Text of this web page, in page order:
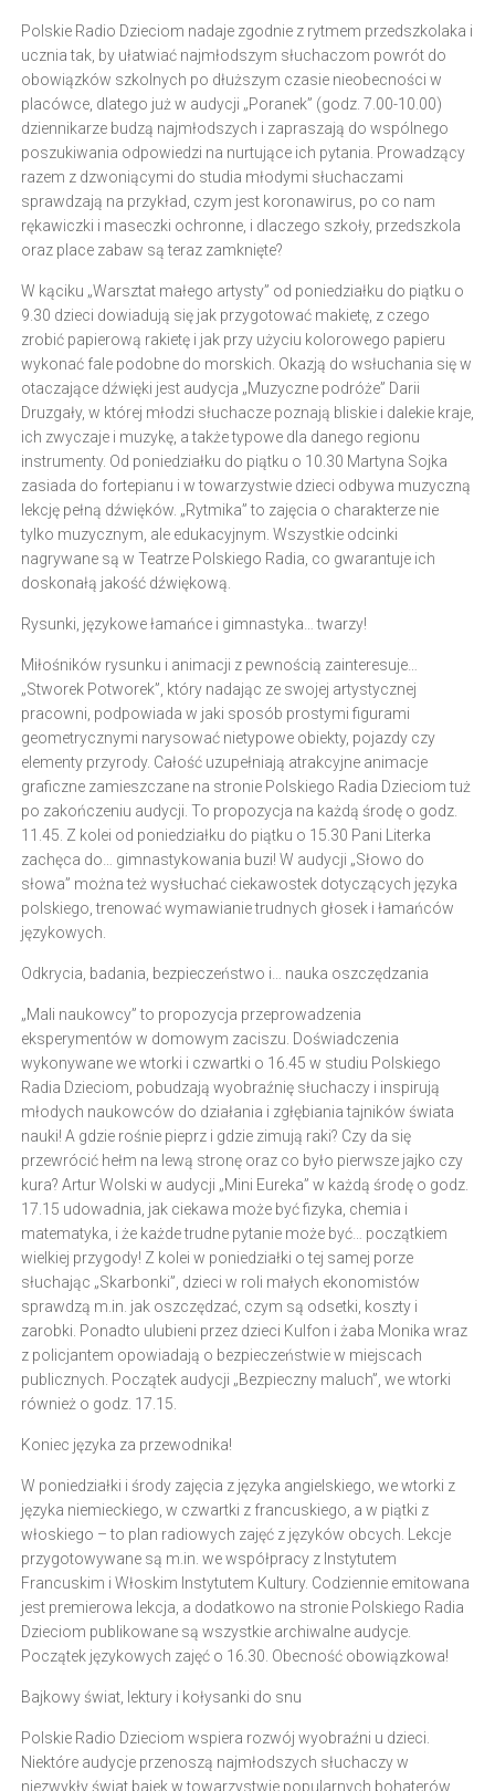
Polskie Radio Dzieciom nadaje zgodnie z rytmem przedszkolaka i
ucznia tak, by ułatwiać najmłodszym słuchaczom powrót do
obowiązków szkolnych po dłuższym czasie nieobecności w
placówce, dlatego już w audycji „Poranek” (godz. 7.00-10.00)
dziennikarze budzą najmłodszych i zapraszają do wspólnego
poszukiwania odpowiedzi na nurtujące ich pytania. Prowadzący
razem z dzwoniącymi do studia młodymi słuchaczami
sprawdzają na przykład, czym jest koronawirus, po co nam
rękawiczki i maseczki ochronne, i dlaczego szkoły, przedszkola
oraz place zabaw są teraz zamknięte?
W kąciku „Warsztat małego artysty” od poniedziałku do piątku o
9.30 dzieci dowiadują się jak przygotować makietę, z czego
zrobić papierową rakietę i jak przy użyciu kolorowego papieru
wykonać fale podobne do morskich. Okazją do wsłuchania się w
otaczające dźwięki jest audycja „Muzyczne podróże” Darii
Druzgały, w której młodzi słuchacze poznają bliskie i dalekie kraje,
ich zwyczaje i muzykę, a także typowe dla danego regionu
instrumenty. Od poniedziałku do piątku o 10.30 Martyna Sojka
zasiada do fortepianu i w towarzystwie dzieci odbywa muzyczną
lekcję pełną dźwięków. „Rytmika” to zajęcia o charakterze nie
tylko muzycznym, ale edukacyjnym. Wszystkie odcinki
nagrywane są w Teatrze Polskiego Radia, co gwarantuje ich
doskonałą jakość dźwiękową.
Rysunki, językowe łamańce i gimnastyka… twarzy!
Miłośników rysunku i animacji z pewnością zainteresuje…
„Stworek Potworek”, który nadając ze swojej artystycznej
pracowni, podpowiada w jaki sposób prostymi figurami
geometrycznymi narysować nietypowe obiekty, pojazdy czy
elementy przyrody. Całość uzupełniają atrakcyjne animacje
graficzne zamieszczane na stronie Polskiego Radia Dzieciom tuż
po zakończeniu audycji. To propozycja na każdą środę o godz.
11.45. Z kolei od poniedziałku do piątku o 15.30 Pani Literka
zachęca do… gimnastykowania buzi! W audycji „Słowo do
słowa” można też wysłuchać ciekawostek dotyczących języka
polskiego, trenować wymawianie trudnych głosek i łamańców
językowych.
Odkrycia, badania, bezpieczeństwo i… nauka oszczędzania
„Mali naukowcy” to propozycja przeprowadzenia
eksperymentów w domowym zaciszu. Doświadczenia
wykonywane we wtorki i czwartki o 16.45 w studiu Polskiego
Radia Dzieciom, pobudzają wyobraźnię słuchaczy i inspirują
młodych naukowców do działania i zgłębiania tajników świata
nauki! A gdzie rośnie pieprz i gdzie zimują raki? Czy da się
przewrócić hełm na lewą stronę oraz co było pierwsze jajko czy
kura? Artur Wolski w audycji „Mini Eureka” w każdą środę o godz.
17.15 udowadnia, jak ciekawa może być fizyka, chemia i
matematyka, i że każde trudne pytanie może być… początkiem
wielkiej przygody! Z kolei w poniedziałki o tej samej porze
słuchając „Skarbonki”, dzieci w roli małych ekonomistów
sprawdzą m.in. jak oszczędzać, czym są odsetki, koszty i
zarobki. Ponadto ulubieni przez dzieci Kulfon i żaba Monika wraz
z policjantem opowiadają o bezpieczeństwie w miejscach
publicznych. Początek audycji „Bezpieczny maluch”, we wtorki
również o godz. 17.15.
Koniec języka za przewodnika!
W poniedziałki i środy zajęcia z języka angielskiego, we wtorki z
języka niemieckiego, w czwartki z francuskiego, a w piątki z
włoskiego – to plan radiowych zajęć z języków obcych. Lekcje
przygotowywane są m.in. we współpracy z Instytutem
Francuskim i Włoskim Instytutem Kultury. Codziennie emitowana
jest premierowa lekcja, a dodatkowo na stronie Polskiego Radia
Dzieciom publikowane są wszystkie archiwalne audycje.
Początek językowych zajęć o 16.30. Obecność obowiązkowa!
Bajkowy świat, lektury i kołysanki do snu
Polskie Radio Dzieciom wspiera rozwój wyobraźni u dzieci.
Niektóre audycje przenoszą najmłodszych słuchaczy w
niezwykły świat bajek w towarzystwie popularnych bohaterów